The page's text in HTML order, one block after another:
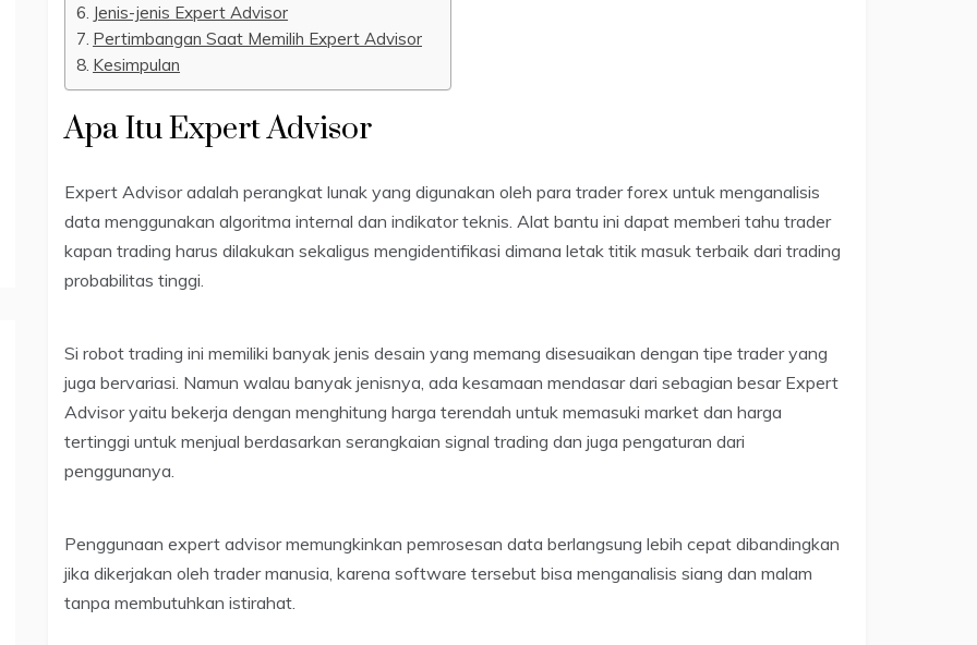
Jenis-jenis Expert Advisor
Pertimbangan Saat Memilih Expert Advisor
Kesimpulan
Apa Itu Expert Advisor
Expert Advisor adalah perangkat lunak yang digunakan oleh para trader forex untuk menganalisis
data menggunakan algoritma internal dan indikator teknis. Alat bantu ini dapat memberi tahu trader
kapan trading harus dilakukan sekaligus mengidentifikasi dimana letak titik masuk terbaik dari trading
probabilitas tinggi.
Si robot trading ini memiliki banyak jenis desain yang memang disesuaikan dengan tipe trader yang
juga bervariasi. Namun walau banyak jenisnya, ada kesamaan mendasar dari sebagian besar Expert
Advisor yaitu bekerja dengan menghitung harga terendah untuk memasuki market dan harga
tertinggi untuk menjual berdasarkan serangkaian signal trading dan juga pengaturan dari
penggunanya.
Penggunaan expert advisor memungkinkan pemrosesan data berlangsung lebih cepat dibandingkan
jika dikerjakan oleh trader manusia, karena software tersebut bisa menganalisis siang dan malam
tanpa membutuhkan istirahat.